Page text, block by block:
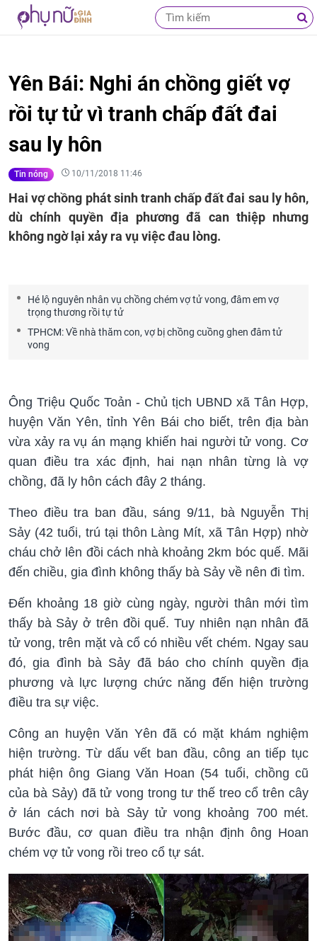
Yên Bái: Nghi án chồng giết vợ
rồi tự tử vì tranh chấp đất đai
sau ly hôn
Tin nóng 10/11/2018 11:46
Hai vợ chồng phát sinh tranh chấp đất đai sau ly hôn,
dù chính quyền địa phương đã can thiệp nhưng
không ngờ lại xảy ra vụ việc đau lòng.
Hé lộ nguyên nhân vụ chồng chém vợ tử vong, đâm em vợ
trọng thương rồi tự tử
TPHCM: Về nhà thăm con, vợ bị chồng cuồng ghen đâm tử
vong
Ông Triệu Quốc Toản - Chủ tịch UBND xã Tân Hợp,
huyện Văn Yên, tỉnh Yên Bái cho biết, trên địa bàn
vừa xảy ra vụ án mạng khiến hai người tử vong. Cơ
quan điều tra xác định, hai nạn nhân từng là vợ
chồng, đã ly hôn cách đây 2 tháng.
Theo điều tra ban đầu, sáng 9/11, bà Nguyễn Thị
Sảy (42 tuổi, trú tại thôn Làng Mít, xã Tân Hợp) nhờ
cháu chở lên đồi cách nhà khoảng 2km bóc quế. Mãi
đến chiều, gia đình không thấy bà Sảy về nên đi tìm.
Đến khoảng 18 giờ cùng ngày, người thân mới tìm
thấy bà Sảy ở trên đồi quế. Tuy nhiên nạn nhân đã
tử vong, trên mặt và cổ có nhiều vết chém. Ngay sau
đó, gia đình bà Sảy đã báo cho chính quyền địa
phương và lực lượng chức năng đến hiện trường
điều tra sự việc.
Công an huyện Văn Yên đã có mặt khám nghiệm
hiện trường. Từ dấu vết ban đầu, công an tiếp tục
phát hiện ông Giang Văn Hoan (54 tuổi, chồng cũ
của bà Sảy) đã tử vong trong tư thế treo cổ trên cây
ở lán cách nơi bà Sảy tử vong khoảng 700 mét.
Bước đầu, cơ quan điều tra nhận định ông Hoan
chém vợ tử vong rồi treo cổ tự sát.